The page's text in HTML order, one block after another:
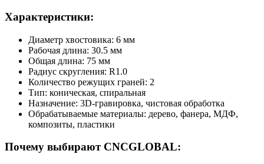
Характеристики:
Диаметр хвостовика: 6 мм
Рабочая длина: 30.5 мм
Общая длина: 75 мм
Радиус скругления: R1.0
Количество режущих граней: 2
Тип: коническая, спиральная
Назначение: 3D-гравировка, чистовая обработка
Обрабатываемые материалы: дерево, фанера, МДФ,
композиты, пластики
Почему выбирают CNCGLOBAL: